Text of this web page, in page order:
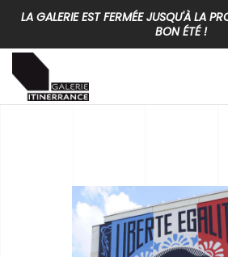
LA GALERIE EST FERMÉE JUSQU'À LA
BON ÉTÉ !